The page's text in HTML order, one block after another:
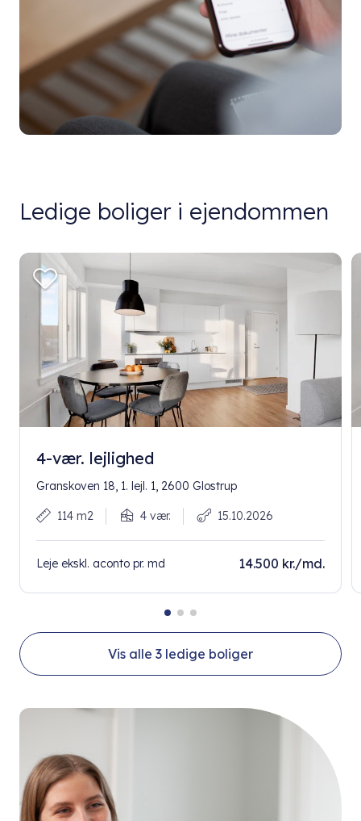
Ledige boliger i ejendommen
4-vær. lejlighed
Granskoven 18, 1. lejl. 1, 2600 Glostrup
114 m2 4 vær. 15.10.2026
Leje ekskl. aconto pr. md 14.500 kr./md.
Vis alle 3 ledige boliger